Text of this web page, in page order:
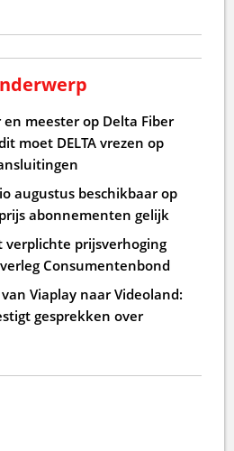
en meester op Delta Fiber
moet DELTA vrezen op
augustus beschikbaar op
abonnementen gelijk
verplichte prijsverhoging
Consumentenbond
Viaplay naar Videoland:
gesprekken over